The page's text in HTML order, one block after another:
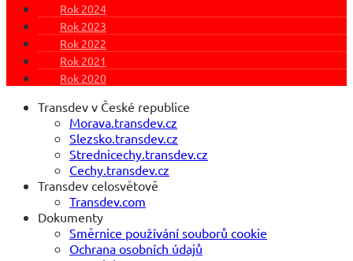
Rok 2024
Rok 2023
Rok 2022
Rok 2021
Rok 2020
Transdev v České republice
Morava.transdev.cz
Slezsko.transdev.cz
Strednicechy.transdev.cz
Cechy.transdev.cz
Transdev celosvětově
Transdev.com
Dokumenty
Směrnice používání souborů cookie
Ochrana osobních údajů